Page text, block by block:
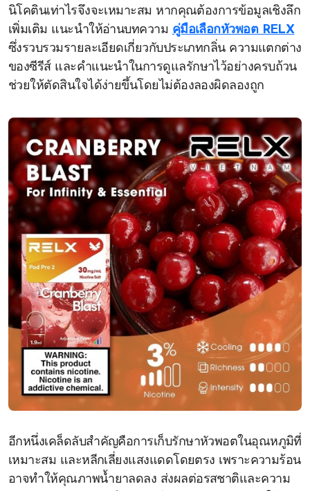
นิโคตินเท่าไรจึงจะเหมาะสม หากคุณต้องการข้อมูลเชิงลึก
เพิ่มเติม แนะนำให้อ่านบทความ คู่มือเลือกหัวพอต RELX
ซึ่งรวบรวมรายละเอียดเกี่ยวกับประเภทกลิ่น ความแตกต่าง
ของซีรีส์ และคำแนะนำในการดูแลรักษาไว้อย่างครบถ้วน
ช่วยให้ตัดสินใจได้ง่ายขึ้นโดยไม่ต้องลองผิดลองถูก
อีกหนึ่งเคล็ดลับสำคัญคือการเก็บรักษาหัวพอตในอุณหภูมิที่
เหมาะสม และหลีกเลี่ยงแสงแดดโดยตรง เพราะความร้อน
อาจทำให้คุณภาพน้ำยาลดลง ส่งผลต่อรสชาติและความ